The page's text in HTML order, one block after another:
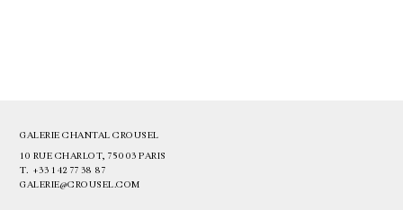
GALERIE CHANTAL CROUSEL
10 RUE CHARLOT, 75003 PARIS
T. +33 1 42 77 38 87
GALERIE@CROUSEL.COM